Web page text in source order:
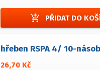
add_shopping_cart PŘIDAT DO
hřeben RSPA 4/ 10-
26,70 Kč